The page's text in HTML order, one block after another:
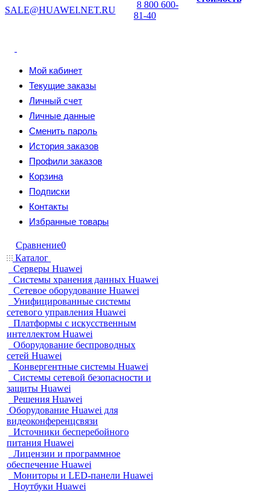
SALE@HUAWEI.NET.RU
8 800 600-
81-40
Мой кабинет
Текущие заказы
Личный счет
Личные данные
Сменить пароль
История заказов
Профили заказов
Корзина
Подписки
Контакты
Избранные товары
Сравнение0
Каталог
Серверы Huawei
Системы хранения данных Huawei
Сетевое оборудование Huawei
Унифицированные системы
сетевого управления Huawei
Платформы с искусственным
интеллектом Huawei
Оборудование беспроводных
сетей Huawei
Конвергентные системы Huawei
Системы сетевой безопасности и
защиты Huawei
Решения Huawei
Оборудование Huawei для
видеоконференцсвязи
Источники бесперебойного
питания Huawei
Лицензии и программное
обеспечение Huawei
Мониторы и LED-панели Huawei
Ноутбуки Huawei